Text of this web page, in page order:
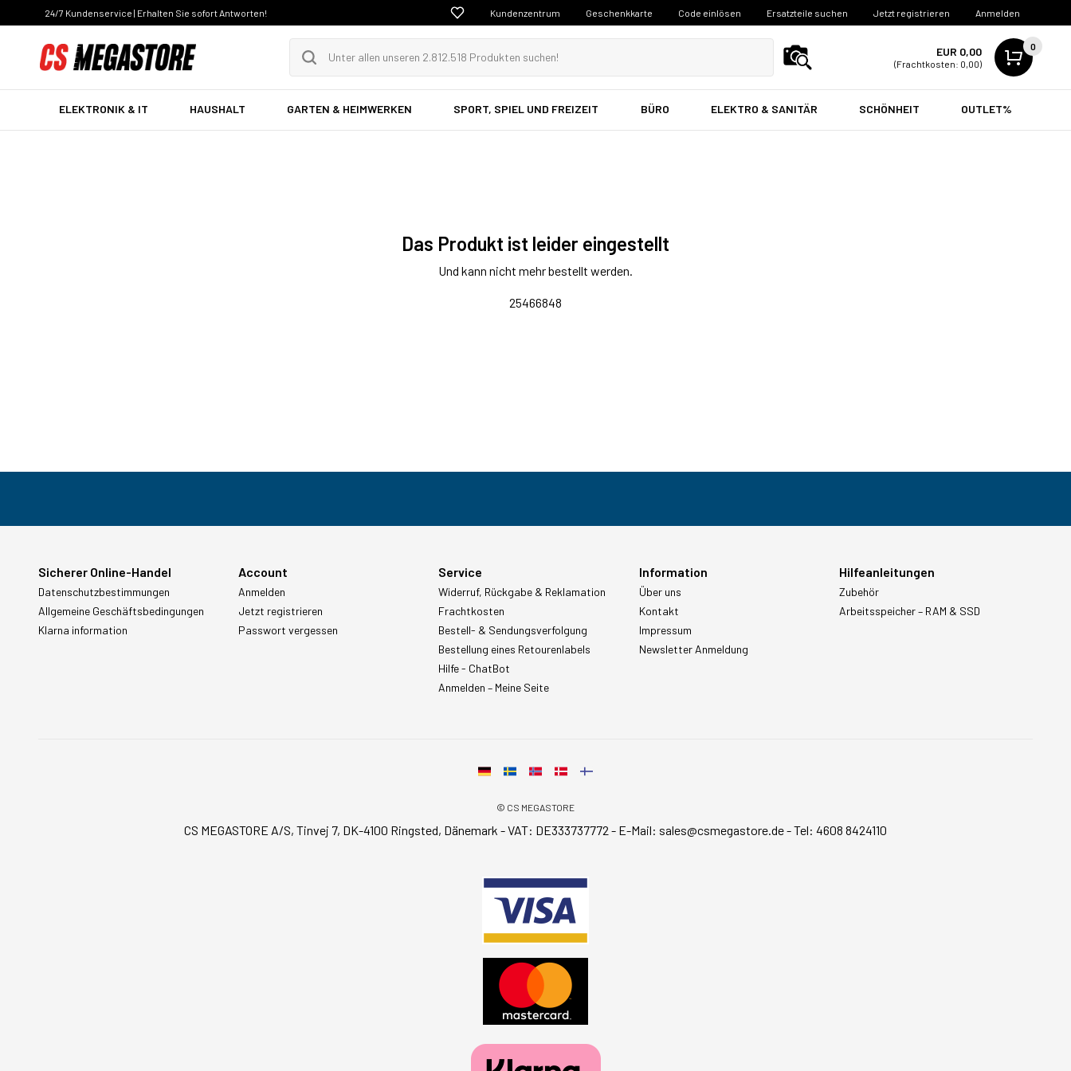
24/7 Kundenservice | Erhalten Sie sofort Antworten! Kundenzentrum Geschenkkarte Code einlösen Ersatzteile suchen Jetzt registrieren Anmelden
EUR 0,00
(Frachtkosten: 0,00)
0
ELEKTRONIK & IT HAUSHALT GARTEN & HEIMWERKEN SPORT, SPIEL UND FREIZEIT BÜRO ELEKTRO & SANITÄR SCHÖNHEIT OUTLET%
Das Produkt ist leider eingestellt
Und kann nicht mehr bestellt werden.
25466848
Sicherer Online-Handel
Datenschutzbestimmungen
Allgemeine Geschäftsbedingungen
Klarna information
Account
Anmelden
Jetzt registrieren
Passwort vergessen
Service
Widerruf, Rückgabe & Reklamation
Frachtkosten
Bestell- & Sendungsverfolgung
Bestellung eines Retourenlabels
Hilfe - ChatBot
Anmelden – Meine Seite
Information
Über uns
Kontakt
Impressum
Newsletter Anmeldung
Hilfeanleitungen
Zubehör
Arbeitsspeicher – RAM & SSD
© CS MEGASTORE
CS MEGASTORE A/S, Tinvej 7, DK-4100 Ringsted, Dänemark - VAT: DE333737772 - E-Mail: sales@csmegastore.de-Tel: 4608 8424110